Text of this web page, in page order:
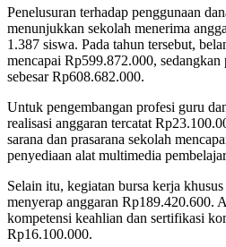
Penelusuran terhadap penggunaan
menunjukkan sekolah menerima
1.387 siswa. Pada tahun tersebut,
mencapai Rp599.872.000,
sebesar Rp608.682.000.
Untuk pengembangan profesi guru
realisasi anggaran tercatat
sarana dan prasarana sekolah
penyediaan alat multimedia
Selain itu, kegiatan bursa kerja
menyerap anggaran Rp189.420.600.
kompetensi keahlian dan sertifikasi
Rp16.100.000.